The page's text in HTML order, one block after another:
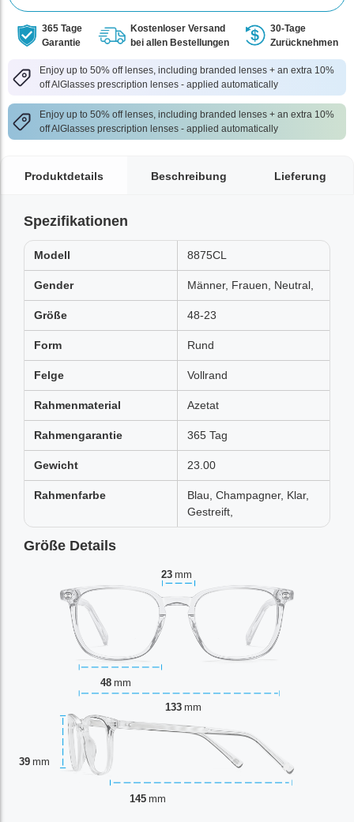
365 Tage
Garantie
Kostenloser Versand
bei allen Bestellungen
30-Tage
Zurücknehmen
Enjoy up to 50% off lenses, including branded lenses + an extra 10%
off AlGlasses prescription lenses - applied automatically
Enjoy up to 50% off lenses, including branded lenses + an extra 10%
off AlGlasses prescription lenses - applied automatically
Produktdetails Beschreibung Lieferung
Spezifikationen
Modell 8875CL
Gender Männer, Frauen, Neutral,
Größe 48-23
Form Rund
Felge Vollrand
Rahmenmaterial Azetat
Rahmengarantie 365 Tag
Gewicht 23.00
Rahmenfarbe
Blau, Champagner, Klar,
Gestreift,
Größe Details
23 mm
48 mm
39 mm
133 mm
145 mm